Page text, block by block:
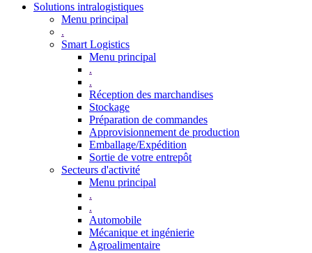
Solutions intralogistiques
Menu principal
.
Smart Logistics
Menu principal
.
.
Réception des marchandises
Stockage
Préparation de commandes
Approvisionnement de production
Emballage/Expédition
Sortie de votre entrepôt
Secteurs d'activité
Menu principal
.
.
Automobile
Mécanique et ingénierie
Agroalimentaire